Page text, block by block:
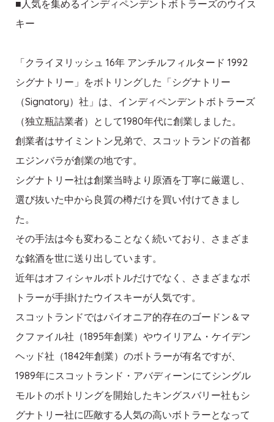
■人気を集めるインディペンデントボトラーズのウイス
キー
「クライヌリッシュ 16年 アンチルフィルタード 1992
シグナトリー」をボトリングした「シグナトリー
（Signatory）社」は、インディペンデントボトラーズ
（独立瓶詰業者）として1980年代に創業しました。
創業者はサイミントン兄弟で、スコットランドの首都
エジンバラが創業の地です。
シグナトリー社は創業当時より原酒を丁寧に厳選し、
選び抜いた中から良質の樽だけを買い付けてきまし
た。
その手法は今も変わることなく続いており、さまざま
な銘酒を世に送り出しています。
近年はオフィシャルボトルだけでなく、さまざまなボ
トラーが手掛けたウイスキーが人気です。
スコットランドではパイオニア的存在のゴードン＆マ
クファイル社（1895年創業）やウイリアム・ケイデン
ヘッド社（1842年創業）のボトラーが有名ですが、
1989年にスコットランド・アバディーンにてシングル
モルトのボトリングを開始したキングスバリー社もシ
グナトリー社に匹敵する人気の高いボトラーとなって